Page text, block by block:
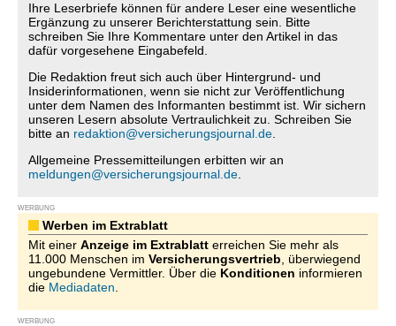
Ihre Leserbriefe können für andere Leser eine wesentliche
Ergänzung zu unserer Berichterstattung sein. Bitte
schreiben Sie Ihre Kommentare unter den Artikel in das
dafür vorgesehene Eingabefeld.
Die Redaktion freut sich auch über Hintergrund- und
Insiderinformationen, wenn sie nicht zur Veröffentlichung
unter dem Namen des Informanten bestimmt ist. Wir sichern
unseren Lesern absolute Vertraulichkeit zu. Schreiben Sie
bitte an redaktion@versicherungsjournal.de
Allgemeine Pressemitteilungen erbitten wir an
meldungen@versicherungsjournal.de
WERBUNG
Werben im Extrablatt
Mit einer Anzeige im Extrablatt erreichen Sie mehr als
11.000 Menschen im Versicherungsvertrieb , überwiegend
ungebundene Vermittler. Über die Konditionen informieren
die Mediadaten
WERBUNG